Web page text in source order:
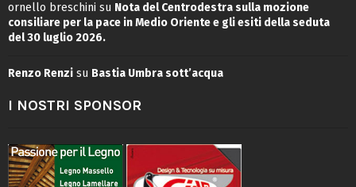
ornello breschini su Nota del Centrodestra sulla mozione
consiliare per la pace in Medio Oriente e gli esiti della seduta
del 30 luglio 2026.
Renzo Renzi su Bastia Umbra sott’acqua
I NOSTRI SPONSOR